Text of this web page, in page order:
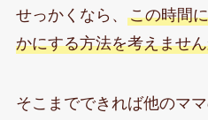
せっかくなら、 この時間
かにする方法を考えませ
そこまでできれば他のマ